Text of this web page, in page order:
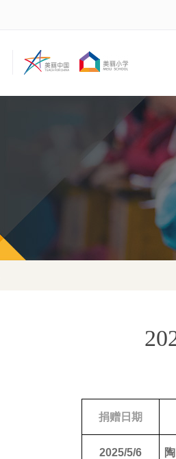
捐赠日期
2025/5/6